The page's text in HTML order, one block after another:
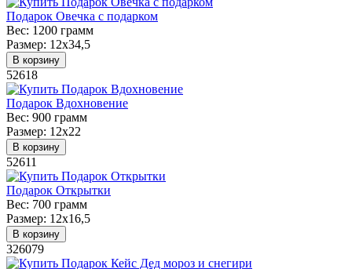
Подарок Овечка с подарком
Вес: 1200 грамм
Размер: 12х34,5
В корзину
52618
Подарок Вдохновение
Вес: 900 грамм
Размер: 12х22
В корзину
52611
Подарок Открытки
Вес: 700 грамм
Размер: 12х16,5
В корзину
326079